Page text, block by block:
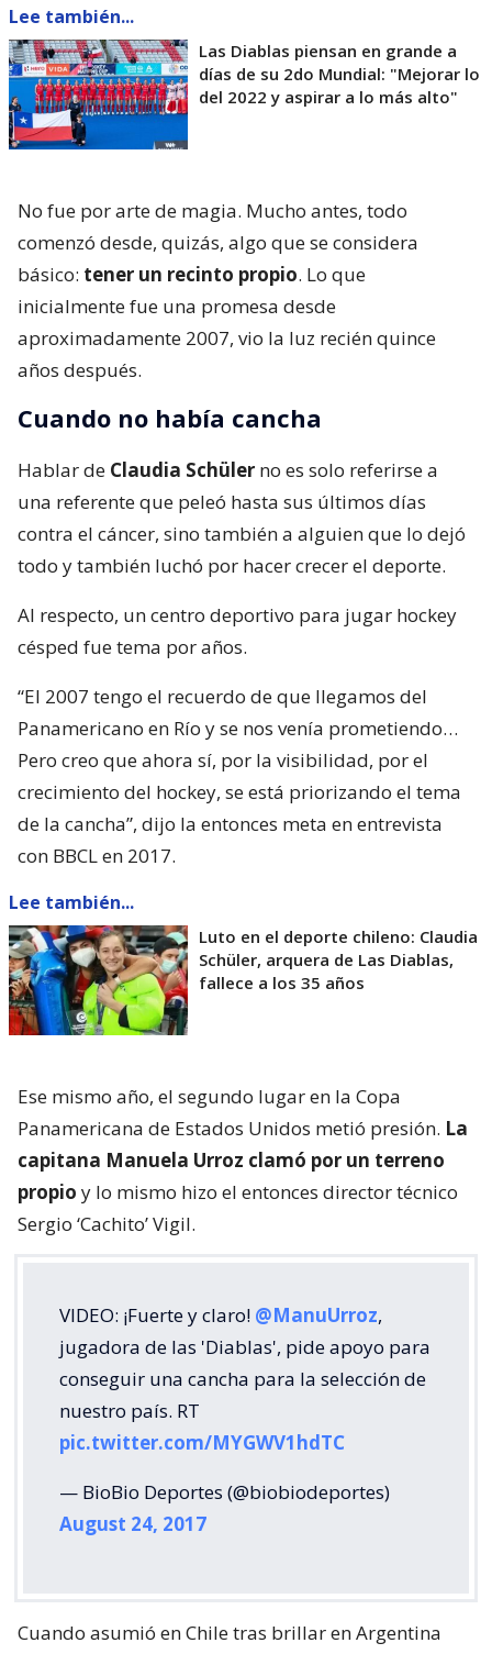
Lee también...
Las Diablas piensan en grande a
días de su 2do Mundial: "Mejorar lo
del 2022 y aspirar a lo más alto"
No fue por arte de magia. Mucho antes, todo
comenzó desde, quizás, algo que se considera
básico: tener un recinto propio. Lo que
inicialmente fue una promesa desde
aproximadamente 2007, vio la luz recién quince
años después.
Cuando no había cancha
Hablar de Claudia Schüler no es solo referirse a
una referente que peleó hasta sus últimos días
contra el cáncer, sino también a alguien que lo dejó
todo y también luchó por hacer crecer el deporte.
Al respecto, un centro deportivo para jugar hockey
césped fue tema por años.
“El 2007 tengo el recuerdo de que llegamos del
Panamericano en Río y se nos venía prometiendo…
Pero creo que ahora sí, por la visibilidad, por el
crecimiento del hockey, se está priorizando el tema
de la cancha”, dijo la entonces meta en entrevista
con BBCL en 2017.
Lee también...
Luto en el deporte chileno: Claudia
Schüler, arquera de Las Diablas,
fallece a los 35 años
Ese mismo año, el segundo lugar en la Copa
Panamericana de Estados Unidos metió presión. La
capitana Manuela Urroz clamó por un terreno
propio y lo mismo hizo el entonces director técnico
Sergio ‘Cachito’ Vigil.
VIDEO: ¡Fuerte y claro! @ManuUrroz,
jugadora de las 'Diablas', pide apoyo para
conseguir una cancha para la selección de
nuestro país. RT
pic.twitter.com/MYGWV1hdTC
— BioBio Deportes (@biobiodeportes)
August 24, 2017
Cuando asumió en Chile tras brillar en Argentina